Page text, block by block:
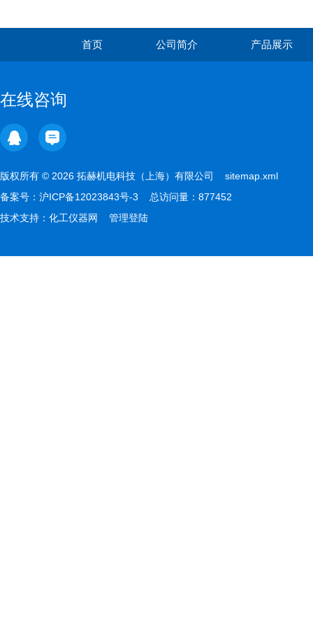
首页 公司简介 产品展示
在线咨询
版权所有 © 2026 拓赫机电科技（上海）有限公司 sitemap.xml
备案号： 沪ICP备12023843号-3 总访问量：877452
技术支持： 化工仪器网 管理登陆